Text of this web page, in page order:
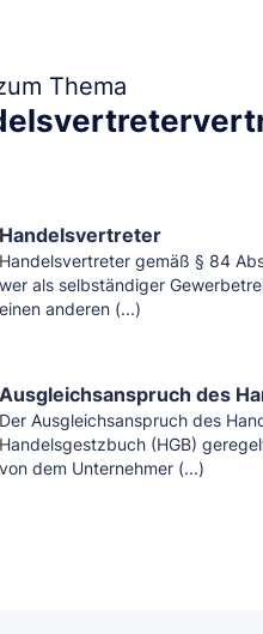
Thema
Handelsvertreter
Handelsvertreter gemäß § 84
wer als selbständiger
einen anderen (...)
Ausgleichsanspruch des
Der Ausgleichsanspruch des
Handelsgestzbuch (HGB)
von dem Unternehmer (...)